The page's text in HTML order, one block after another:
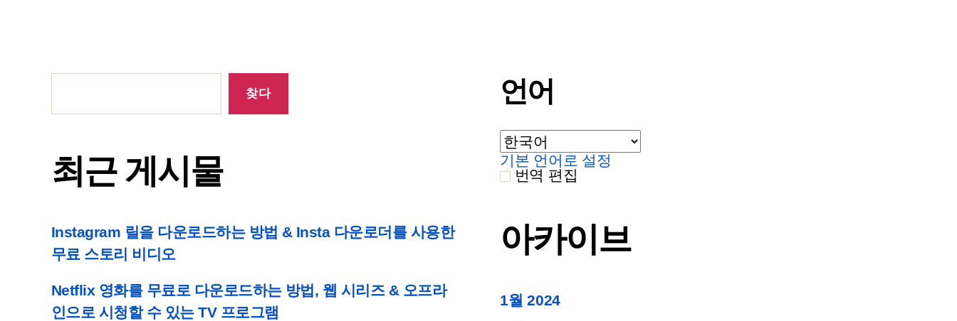
비
디
하
는
최
시
찾다
최근 게시물
Instagram 릴을 다운로드하는 방법 & Insta 다운로더를 사용한
무료 스토리 비디오
Netflix 영화를 무료로 다운로드하는 방법, 웹 시리즈 & 오프라
인으로 시청할 수 있는 TV 프로그램
언어
기본 언어로 설정
번역 편집
아카이브
1월 2024